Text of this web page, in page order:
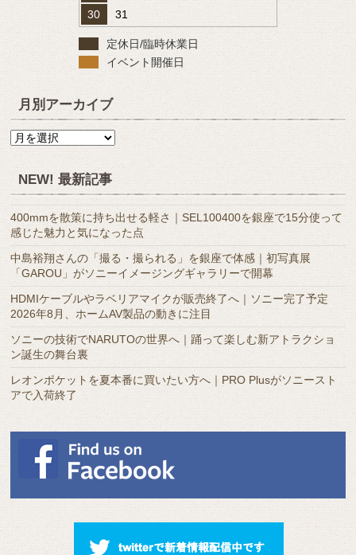
30
31
定休日/臨時休業日
イベント開催日
月別アーカイブ
月
ー
カ
イ
ブ
NEW! 最新記事
400mmを散策に持ち出せる軽さ｜SEL100400を銀座で15分使って
感じた魅力と気になった点
中島裕翔さんの「撮る・撮られる」を銀座で体感｜初写真展
「GAROU」がソニーイメージングギャラリーで開幕
HDMIケーブルやラベリアマイクが販売終了へ｜ソニー完了予定
2026年8月、ホームAV製品の動きに注目
ソニーの技術でNARUTOの世界へ｜踊って楽しむ新アトラクショ
ン誕生の舞台裏
レオンポケットを夏本番に買いたい方へ｜PRO Plusがソニースト
アで入荷終了